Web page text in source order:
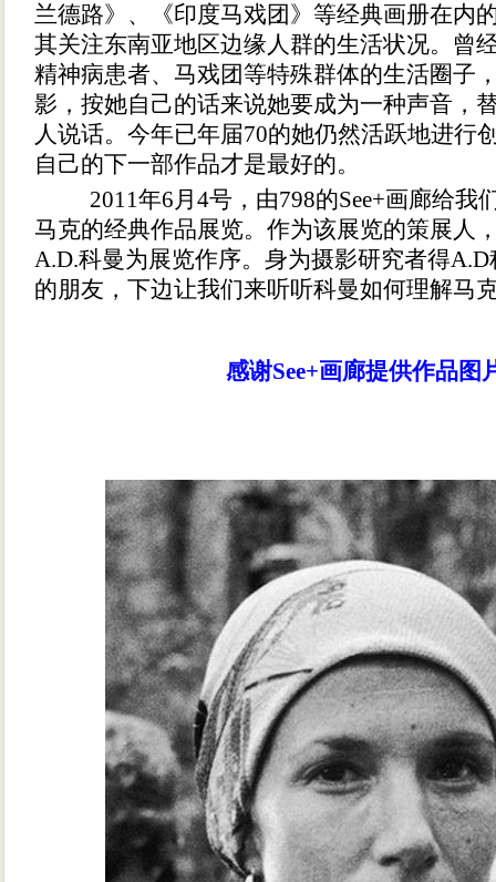
兰德路》、《印度马戏团》等经典画册在内
其关注东南亚地区边缘人群的生活状况。曾
精神病患者、马戏团等特殊群体的生活圈子
影，按她自己的话来说她要成为一种声音，
人说话。今年已年届70的她仍然活跃地进行
自己的下一部作品才是最好的。
2011年6月4号，由798的See+画廊给我
马克的经典作品展览。作为该展览的策展人
A.D.科曼为展览作序。身为摄影研究者得
的朋友，下边让我们来听听科曼如何理解马
感谢See+画廊提供作品图